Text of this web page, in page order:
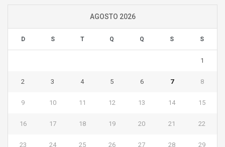
AGOSTO 2026
D S T Q Q S S
1
2 3 4 5 6 7 8
9 10 11 12 13 14 15
16 17 18 19 20 21 22
23 24 25 26 27 28 29